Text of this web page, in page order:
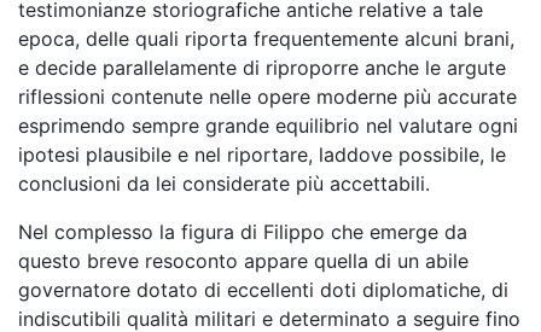
testimonianze storiografiche antiche relative a tale
epoca, delle quali riporta frequentemente alcuni brani,
e decide parallelamente di riproporre anche le argute
riflessioni contenute nelle opere moderne più accurate
esprimendo sempre grande equilibrio nel valutare ogni
ipotesi plausibile e nel riportare, laddove possibile, le
conclusioni da lei considerate più accettabili.
Nel complesso la figura di Filippo che emerge da
questo breve resoconto appare quella di un abile
governatore dotato di eccellenti doti diplomatiche, di
indiscutibili qualità militari e determinato a seguire fino